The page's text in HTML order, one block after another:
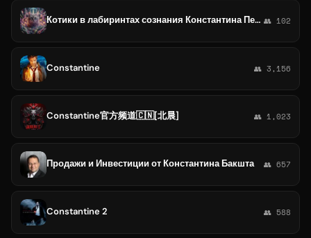
Котики в лабиринтах сознания Константина Пензина 👥 102
Constantine 👥 3,156
Constantine官方频道🇨🇳[北晨] 👥 1,023
Продажи и Инвестиции от Константина Бакшта 👥 657
Constantine 2 👥 588